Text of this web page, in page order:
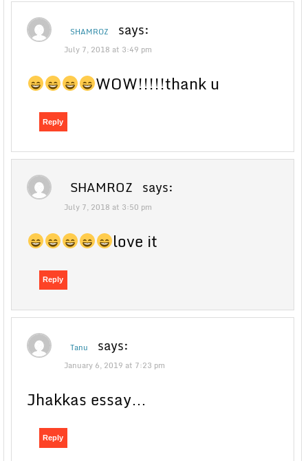
SHAMROZ says:
July 7, 2018 at 3:49 pm
WOW!!!!!thank u
Reply
SHAMROZ says:
July 7, 2018 at 3:50 pm
love it
Reply
Tanu says:
January 6, 2019 at 7:23 pm
Jhakkas essay…
Reply